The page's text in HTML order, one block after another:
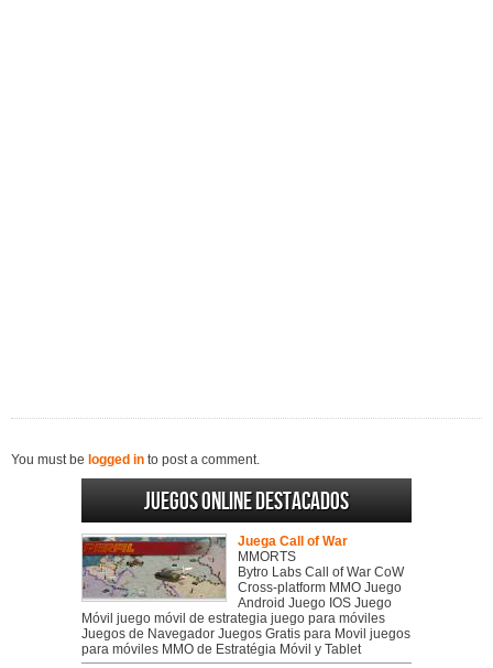
You must be logged in to post a comment.
Juegos online destacados
Juega Call of War
MMORTS
Bytro Labs Call of War CoW
Cross-platform MMO Juego
Android Juego IOS Juego
Móvil juego móvil de estrategia juego para móviles
Juegos de Navegador Juegos Gratis para Movil juegos
para móviles MMO de Estratégia Móvil y Tablet